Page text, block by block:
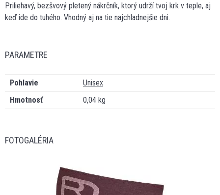
Priliehavý, bezšvový pletený nákrčník, ktorý udrží tvoj krk v teple, aj
keď ide do tuhého. Vhodný aj na tie najchladnejšie dni.
PARAMETRE
Pohlavie
Unisex
Hmotnosť
0,04 kg
FOTOGALÉRIA